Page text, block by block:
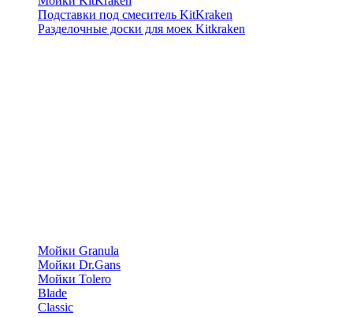
Подставки под смеситель KitKraken
Разделочные доски для моек Kitkraken
Мойки Granula
Мойки Dr.Gans
Мойки Tolero
Blade
Classic